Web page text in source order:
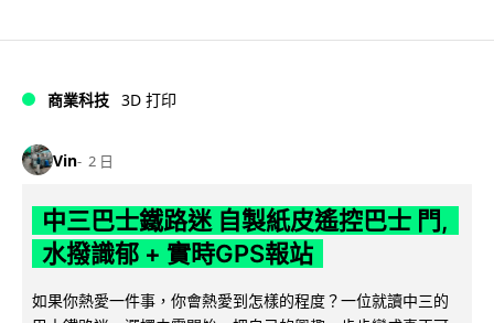
商業科技 3D 打印
Vin 2 日
中三巴士鐵路迷 自製紙皮遙控巴士 門,
水撥識郁 + 實時GPS報站
如果你熱愛一件事，你會熱愛到怎樣的程度？一位就讀中三的